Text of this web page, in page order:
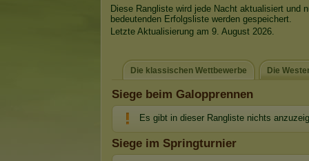
Diese Rangliste wird jede Nacht aktualisiert und
bedeutenden Erfolgsliste werden gespeichert.
Letzte Aktualisierung am 9. August 2026.
Die klassischen Wettbewerbe Die
Siege beim Galopprennen
Es gibt in dieser Rangliste nichts
Siege im Springturnier